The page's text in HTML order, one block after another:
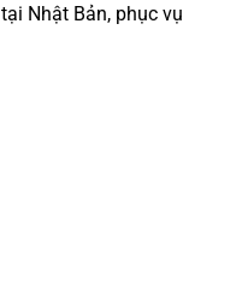
Nhật Bản, phục vụ